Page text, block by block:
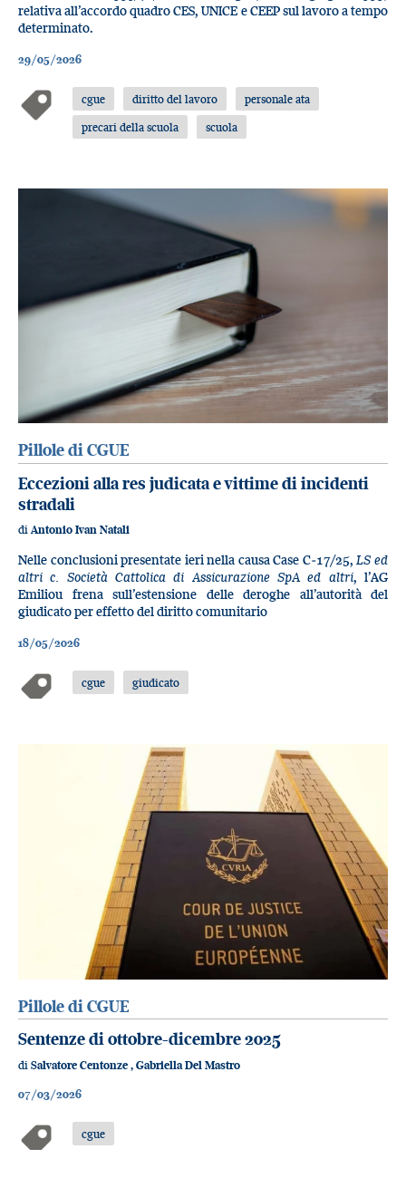
relativa all’accordo quadro CES, UNICE e CEEP sul lavoro a tempo
determinato.
29/05/2026
cgue diritto del lavoro
personale ata
precari della scuola
scuola
Pillole di CGUE
Eccezioni alla res judicata e vittime di incidenti
stradali
di Antonio Ivan Natali
Nelle conclusioni presentate ieri nella causa Case C‑17/25,LS ed
altri c. Società Cattolica di Assicurazione SpA ed altri, l’AG
Emiliou frena sull’estensione delle deroghe all’autorità del
giudicato per effetto del diritto comunitario
18/05/2026
cgue giudicato
Pillole di CGUE
Sentenze di ottobre-dicembre 2025
di Salvatore Centonze , Gabriella Del Mastro
07/03/2026
cgue